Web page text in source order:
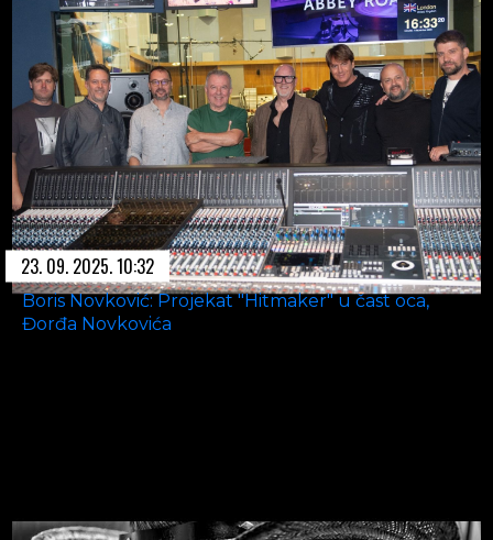
23. 09. 2025. 10:32
Boris Novković: Projekat "Hitmaker" u čast oca,
Đorđa Novkovića